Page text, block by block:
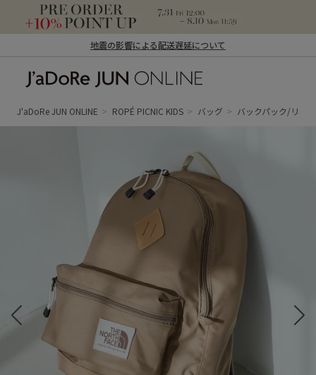
地震の影響による配送遅延について
ン オンライン）
J'aDoRe JUN ONLINE ROPÉ PICNIC KIDS バッグ バックパック/リュ